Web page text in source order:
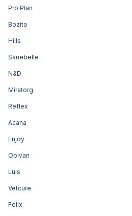
Pro Plan
Bozita
Hills
Sanebelle
N&D
Miratorg
Reflex
Acana
Enjoy
Obivan
Luis
Vetcure
Felix